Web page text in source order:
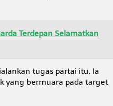
Terdepan Selamatkan
tugas partai itu. Ia
yang bermuara pada target